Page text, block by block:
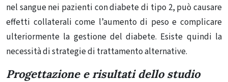
nel sangue nei pazienti con diabete di tipo 2, può causare
effetti collaterali come l’aumento di peso e complicare
ulteriormente la gestione del diabete. Esiste quindi la
necessità di strategie di trattamento alternative.
Progettazione e risultati dello studio